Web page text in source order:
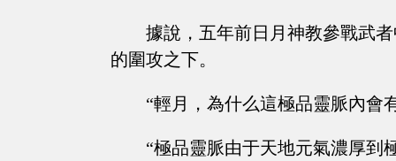
據說，五年前日月神教參戰武
的圍攻之下。
“輕月，為什么這極品靈脈內會
“極品靈脈由于天地元氣濃厚到